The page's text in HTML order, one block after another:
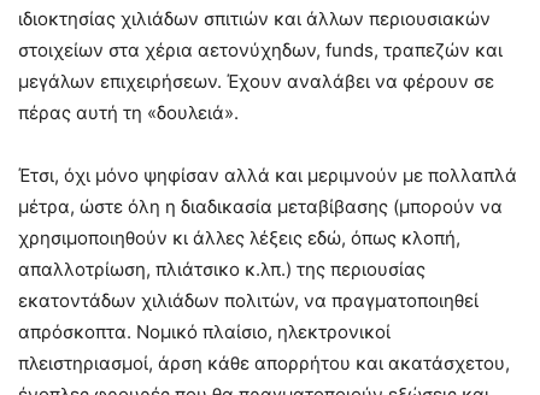
ιδιοκτησίας χιλιάδων σπιτιών και άλλων περιουσιακών
στοιχείων στα χέρια αετονύχηδων, funds, τραπεζών και
μεγάλων επιχειρήσεων. Έχουν αναλάβει να φέρουν σε
πέρας αυτή τη «δουλειά».
Έτσι, όχι μόνο ψηφίσαν αλλά και μεριμνούν με πολλαπλά
μέτρα, ώστε όλη η διαδικασία μεταβίβασης (μπορούν να
χρησιμοποιηθούν κι άλλες λέξεις εδώ, όπως κλοπή,
απαλλοτρίωση, πλιάτσικο κ.λπ.) της περιουσίας
εκατοντάδων χιλιάδων πολιτών, να πραγματοποιηθεί
απρόσκοπτα. Νομικό πλαίσιο, ηλεκτρονικοί
πλειστηριασμοί, άρση κάθε απορρήτου και ακατάσχετου,